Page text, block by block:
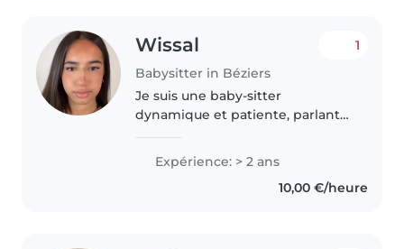
Wissal
Babysitter in Béziers
1
Je suis une baby-sitter
dynamique et patiente, parlant
J'aime m'occuper des enfants de
tous âges, des tout-petits aux..
Expérience: > 2 ans
10,00 €/heure